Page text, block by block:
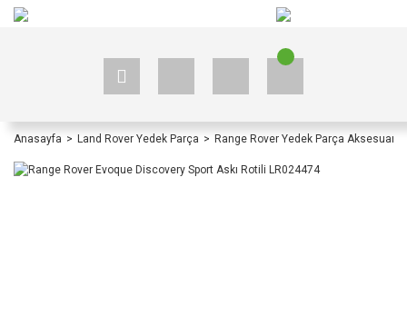
Anasayfa Land Rover Yedek Parça Range Rover Yedek Parça Aksesuar